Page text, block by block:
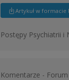
Artykuł w formacie
Postępy Psychiatrii i
Komentarze -